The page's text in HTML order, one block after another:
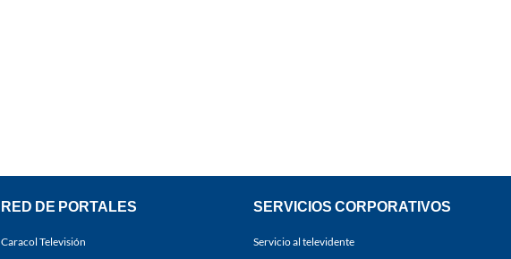
RED DE PORTALES
Caracol Televisión
SERVICIOS CORPORATIVOS
Servicio al televidente